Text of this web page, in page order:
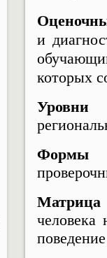
и
которых
Формы
Матрица
человека